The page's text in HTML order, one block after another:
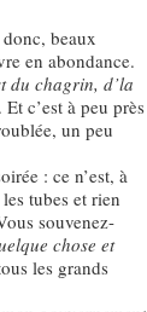
beaux
en abondance.
du chagrin, d’la
c’est à peu près
un peu
: ce n’est, à
tubes et rien
souvenez-
chose et
les grands